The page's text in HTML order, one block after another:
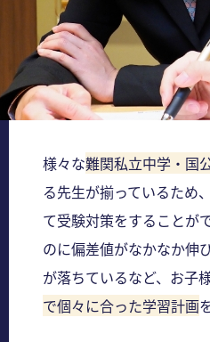
様々な難関私立中学・国
る先生が揃っているため
て受験対策をすることが
のに偏差値がなかなか伸
が落ちているなど、お子
で個々に合った学習計画